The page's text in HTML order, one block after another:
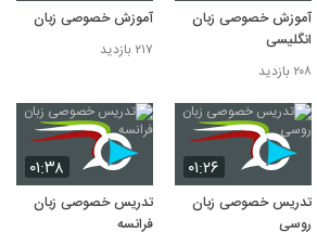
آموزش خصوصی زبان
انگلیسی
۲۰۸ بازدید
آموزش خصوصی زبان
۲۱۷ بازدید
۰۱:۲۶
تدریس خصوصی زبان
روسی
۰۱:۳۸
تدریس خصوصی زبان
فرانسه